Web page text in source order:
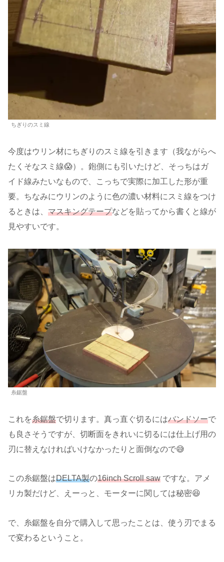
ちぎりのスミ線
今度はウリン材にちぎりのスミ線を引きます（我ながらへ
たくそなスミ線😱）。鉋側にも引いたけど、そっちはガ
イド線みたいなもので、こっちで実際に加工した形が重
要。ちなみにウリンのように色の濃い材料にスミ線をつけ
るときは、 マスキングテープなどを貼ってから書くと線が
見やすいです。
糸鋸盤
これを糸鋸盤で切ります。真っ直ぐ切るにはバンドソーで
も良さそうですが、切断面をきれいに切るには仕上げ用の
刃に替えなければいけなかったりと面倒なので😅
この糸鋸盤はDELTA製の16inch Scroll saw ですな。アメ
リカ製だけど、えーっと、モーターに関しては秘密😆
で、糸鋸盤を自分で購入して思ったことは、使う刃でまる
で変わるということ。